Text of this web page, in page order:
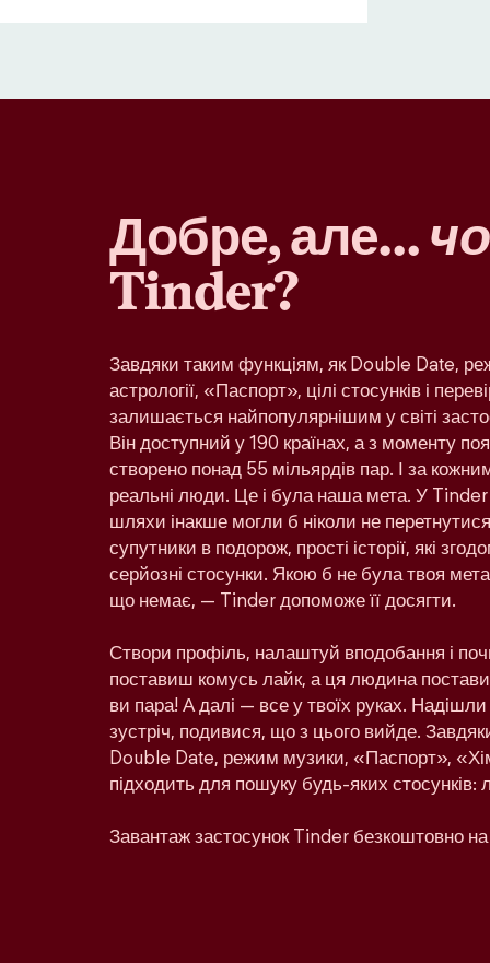
Добре, але…
Tinder?
Завдяки таким функціям, як Double Date,
астрології, «Паспорт», цілі стосунків і
залишається найпопулярнішим у світі
Він доступний у 190 країнах, а з моменту
створено понад 55 мільярдів пар. І за
реальні люди. Це і була наша мета. У
шляхи інакше могли б ніколи не
супутники в подорож, прості історії, які
серйозні стосунки. Якою б не була твоя мета
що немає, — Tinder допоможе її досягти.
Створи профіль, налаштуй вподобання і
поставиш комусь лайк, а ця людина
ви пара! А далі — все у твоїх руках.
зустріч, подивися, що з цього вийде.
Double Date, режим музики, «Паспорт»,
підходить для пошуку будь-яких стосунків:
Завантаж застосунок Tinder безкоштовно